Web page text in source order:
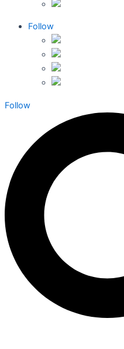
Follow
Follow